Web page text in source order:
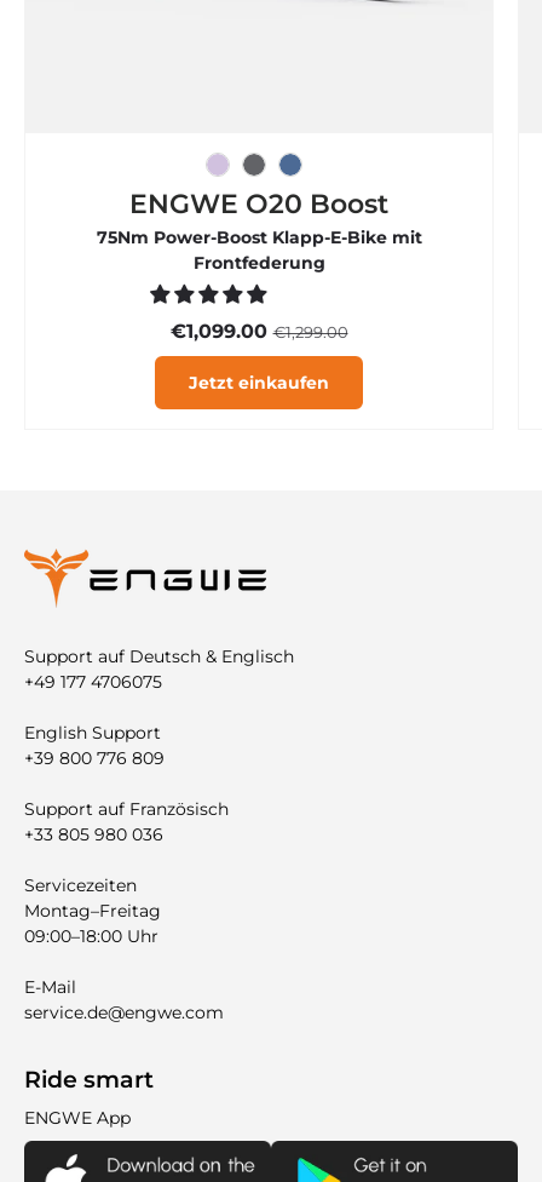
ENGWE O20 Boost
75Nm Power-Boost Klapp-E-Bike mit
Frontfederung
€1,099.00€1,299.00
Jetzt einkaufen
Support auf Deutsch & Englisch
+49 177 4706075
English Support
+39 800 776 809
Support auf Französisch
+33 805 980 036
Servicezeiten
Montag–Freitag
09:00–18:00 Uhr
E-Mail
service.de@engwe.com
Ride smart
ENGWE App